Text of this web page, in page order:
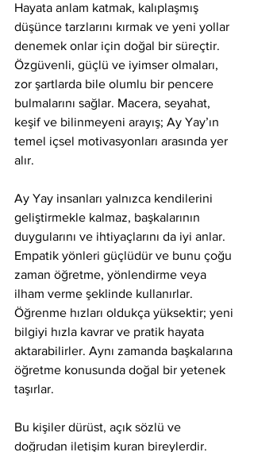
Hayata anlam katmak, kalıplaşmış
düşünce tarzlarını kırmak ve yeni yollar
denemek onlar için doğal bir süreçtir.
Özgüvenli, güçlü ve iyimser olmaları,
zor şartlarda bile olumlu bir pencere
bulmalarını sağlar. Macera, seyahat,
keşif ve bilinmeyeni arayış; Ay Yay’ın
temel içsel motivasyonları arasında yer
alır.
Ay Yay insanları yalnızca kendilerini
geliştirmekle kalmaz, başkalarının
duygularını ve ihtiyaçlarını da iyi anlar.
Empatik yönleri güçlüdür ve bunu çoğu
zaman öğretme, yönlendirme veya
ilham verme şeklinde kullanırlar.
Öğrenme hızları oldukça yüksektir; yeni
bilgiyi hızla kavrar ve pratik hayata
aktarabilirler. Aynı zamanda başkalarına
öğretme konusunda doğal bir yetenek
taşırlar.
Bu kişiler dürüst, açık sözlü ve
doğrudan iletişim kuran bireylerdir.